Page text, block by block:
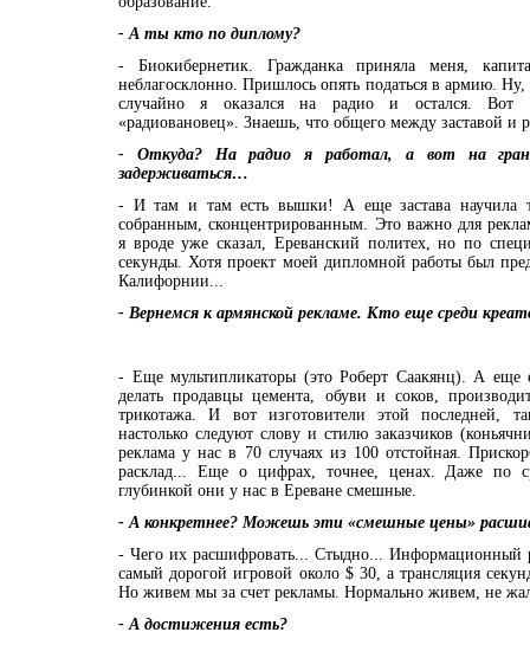
- А ты кто по диплому?
- Биокибернетик. Гражданка приняла меня,
неблагосклонно. Пришлось опять податься в армию.
случайно я оказался на радио и остался.
«радиовановец». Знаешь, что общего между заставой и
- Откуда? На радио я работал, а вот на
задерживаться…
- И там и там есть вышки! А еще застава научила
собранным, сконцентрированным. Это важно для
я вроде уже сказал, Ереванский политех, но по
секунды. Хотя проект моей дипломной работы был
Калифорнии...
- Вернемся к армянской рекламе. Кто еще среди
- Еще мультипликаторы (это Роберт Саакянц). А еще
делать продавцы цемента, обуви и соков,
трикотажа. И вот изготовители этой последней,
настолько следуют слову и стилю заказчиков
реклама у нас в 70 случаях из 100 отстойная.
расклад... Еще о цифрах, точнее, ценах. Даже по
глубинкой они у нас в Ереване смешные.
- А конкретнее? Можешь эти «смешные цены»
- Чего их расшифровать... Стыдно... Информационный
самый дорогой игровой около $ 30, а трансляция
Но живем мы за счет рекламы. Нормально живем, не
- А достижения есть?